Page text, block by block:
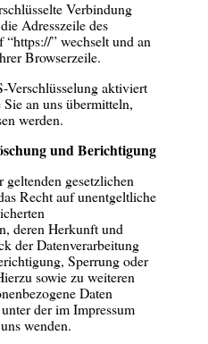
Verbindung
Adresszeile des
” wechselt und an
Browserzeile.
aktiviert
an uns übermitteln,
werden.
und Berichtigung
gesetzlichen
Recht auf unentgeltliche
deren Herkunft und
der Datenverarbeitung
Sperrung oder
sowie zu weiteren
Daten
der im Impressum
wenden.